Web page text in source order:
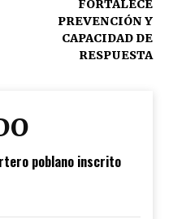
FORTALECE
PREVENCIÓN Y
CAPACIDAD DE
RESPUESTA
poblano inscrito